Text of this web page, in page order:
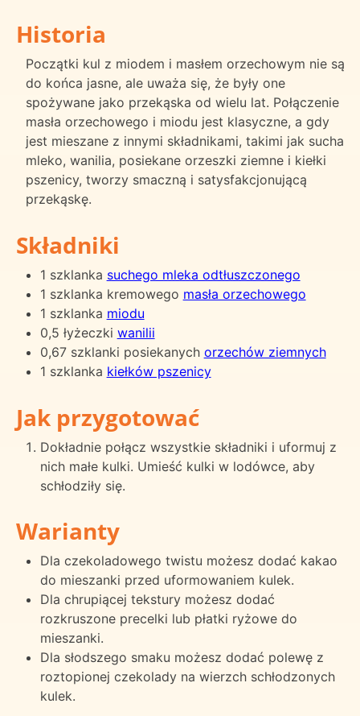
Historia
Początki kul z miodem i masłem orzechowym nie są
do końca jasne, ale uważa się, że były one
spożywane jako przekąska od wielu lat. Połączenie
masła orzechowego i miodu jest klasyczne, a gdy
jest mieszane z innymi składnikami, takimi jak sucha
mleko, wanilia, posiekane orzeszki ziemne i kiełki
pszenicy, tworzy smaczną i satysfakcjonującą
przekąskę.
Składniki
1 szklanka suchego mleka odtłuszczonego
1 szklanka kremowego masła orzechowego
1 szklanka miodu
0,5 łyżeczki wanilii
0,67 szklanki posiekanych orzechów ziemnych
1 szklanka kiełków pszenicy
Jak przygotować
Dokładnie połącz wszystkie składniki i uformuj z
nich małe kulki. Umieść kulki w lodówce, aby
schłodziły się.
Warianty
Dla czekoladowego twistu możesz dodać kakao
do mieszanki przed uformowaniem kulek.
Dla chrupiącej tekstury możesz dodać
rozkruszone precelki lub płatki ryżowe do
mieszanki.
Dla słodszego smaku możesz dodać polewę z
roztopionej czekolady na wierzch schłodzonych
kulek.